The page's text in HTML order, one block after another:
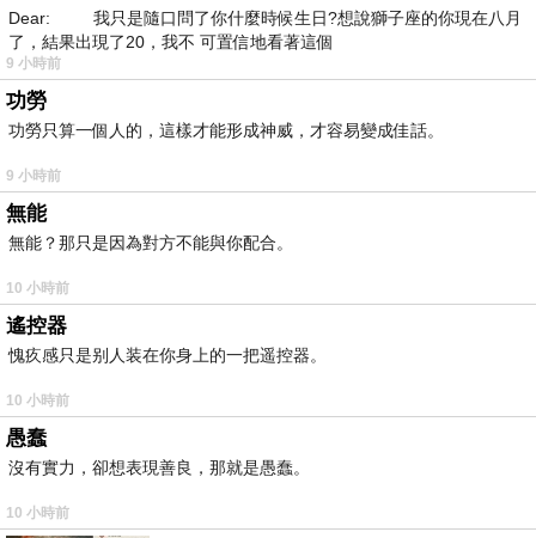
Dear: 我只是隨口問了你什麼時候生日?想說獅子座的你現在八月
了，結果出現了20，我不 可置信地看著這個
9 小時前
功勞
功勞只算一個人的，這樣才能形成神威，才容易變成佳話。
9 小時前
無能
無能？那只是因為對方不能與你配合。
10 小時前
遙控器
愧疚感只是别人装在你身上的一把遥控器。
10 小時前
愚蠢
沒有實力，卻想表現善良，那就是愚蠢。
10 小時前